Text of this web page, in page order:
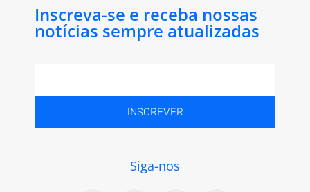
Inscreva-se e receba nossas
notícias sempre atualizadas
INSCREVER
Siga-nos